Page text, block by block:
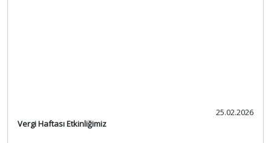
25.02.2026
Vergi Haftası Etkinliğimiz